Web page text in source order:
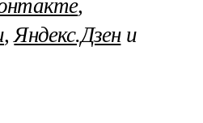
,
, Яндекс.Дзени